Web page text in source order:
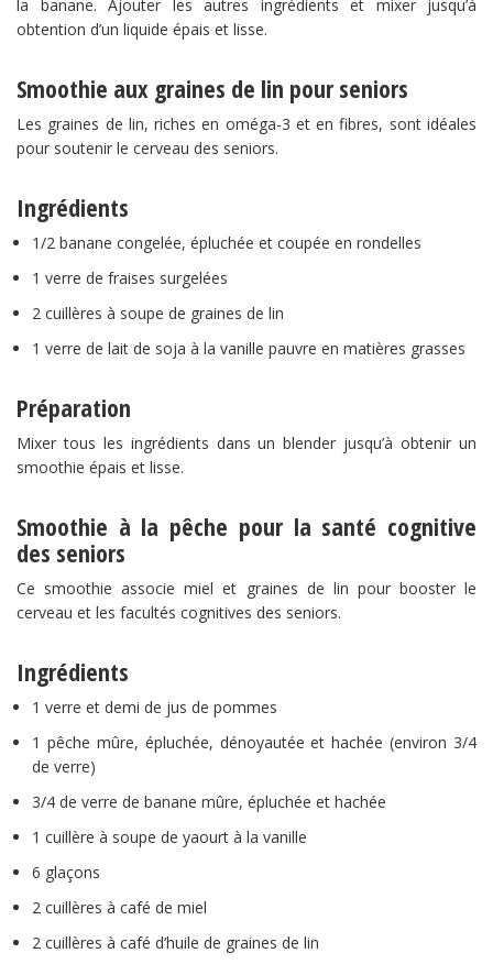
la banane. Ajouter les autres ingrédients et mixer jusqu’à
obtention d’un liquide épais et lisse.
Smoothie aux graines de lin pour seniors
Les graines de lin, riches en oméga-3 et en fibres, sont idéales
pour soutenir le cerveau des seniors.
Ingrédients
1/2 banane congelée, épluchée et coupée en rondelles
1 verre de fraises surgelées
2 cuillères à soupe de graines de lin
1 verre de lait de soja à la vanille pauvre en matières grasses
Préparation
Mixer tous les ingrédients dans un blender jusqu’à obtenir un
smoothie épais et lisse.
Smoothie à la pêche pour la santé cognitive
des seniors
Ce smoothie associe miel et graines de lin pour booster le
cerveau et les facultés cognitives des seniors.
Ingrédients
1 verre et demi de jus de pommes
1 pêche mûre, épluchée, dénoyautée et hachée (environ 3/4
de verre)
3/4 de verre de banane mûre, épluchée et hachée
1 cuillère à soupe de yaourt à la vanille
6 glaçons
2 cuillères à café de miel
2 cuillères à café d’huile de graines de lin